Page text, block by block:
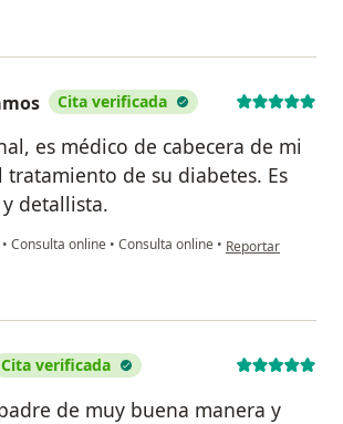
Cita verificada
es médico de cabecera de mi
tratamiento de su diabetes. Es
detallista.
• Consulta online • Consulta online • en opinión del
Reportar
Cita verificada
de muy buena manera y